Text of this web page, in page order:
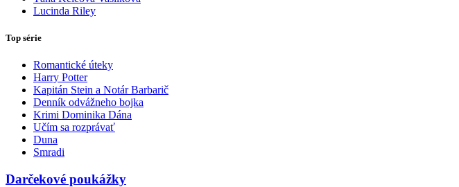
Lucinda Riley
Top série
Romantické úteky
Harry Potter
Kapitán Stein a Notár Barbarič
Denník odvážneho bojka
Krimi Dominika Dána
Učím sa rozprávať
Duna
Smradi
Darčekové poukážky